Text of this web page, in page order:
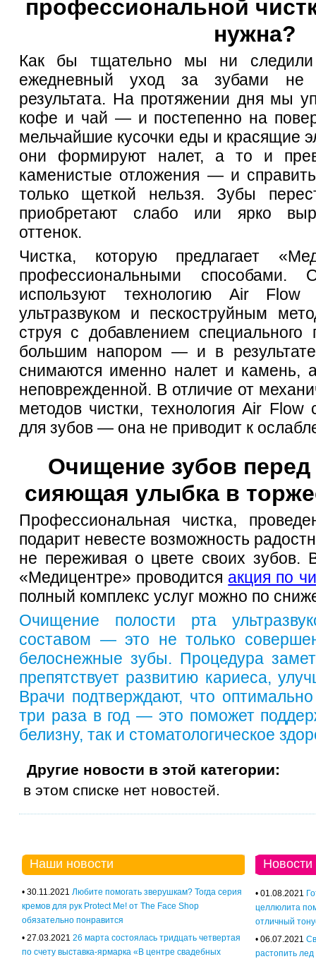
профессиональной
нужна?
Как бы тщательно мы ни следили
ежедневный уход за зубами не
результата. На протяжении дня мы
кофе и чай — и постепенно на
мельчайшие кусочки еды и красящие
они формируют налет, а то и
каменистые отложения — и
только щеткой нельзя. Зубы
приобретают слабо или ярко
оттенок.
Чистка, которую предлагает
профессиональными способами.
используют технологию Air
ультразвуком и пескоструйным
струя с добавлением специального
большим напором — и в
снимаются именно налет и камень,
неповрежденной. В отличие от
методов чистки, технология Air Flow
для зубов — она не приводит к
Очищение зубов
сияющая улыбка в
Профессиональная чистка,
подарит невесте возможность
не переживая о цвете своих
«Медицентре» проводится акция по
полный комплекс услуг можно по
Очищение полости рта
составом — это не только
белоснежные зубы. Процедура
препятствует развитию кариеса,
Врачи подтверждают, что
три раза в год — это поможет
белизну, так и стоматологическое
Другие новости в этой категории:
в этом списке нет новостей.
Наши новости
• 30.11.2021Любите помогать зверушкам? Тогда серия
кремов для рук Protect Me! от The Face Shop
обязательно понравится
• 27.03.202126 марта состоялась тридцать четвертая
по счету выставка-ярмарка «В центре свадебных
• 01.08.2021
целлюлита
отличный
• 06.07.2021
растопить лед